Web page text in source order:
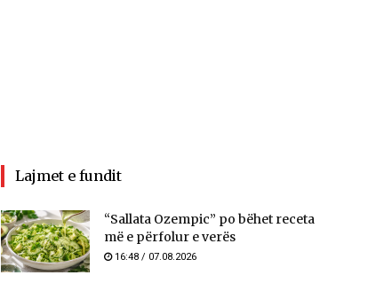
Lajmet e fundit
“Sallata Ozempic” po bëhet receta
më e përfolur e verës
16:48 / 07.08.2026